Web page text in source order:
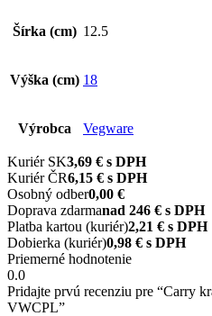
Šírka (cm) 12.5
Výška (cm) 18
Výrobca Vegware
Kuriér SK3,69 € s DPH
Kuriér ČR6,15 € s DPH
Osobný odber0,00 €
Doprava zdarmanad 246 € s DPH
Platba kartou (kuriér)2,21 € s DPH
Dobierka (kuriér)0,98 € s DPH
Priemerné hodnotenie
0.0
Pridajte prvú recenziu pre “Carry
VWCPL”